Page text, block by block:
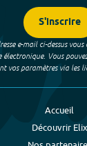
S'inscrire
e-mail ci-dessus
Vous
vos paramètres via les
Accueil
Découvrir Elix